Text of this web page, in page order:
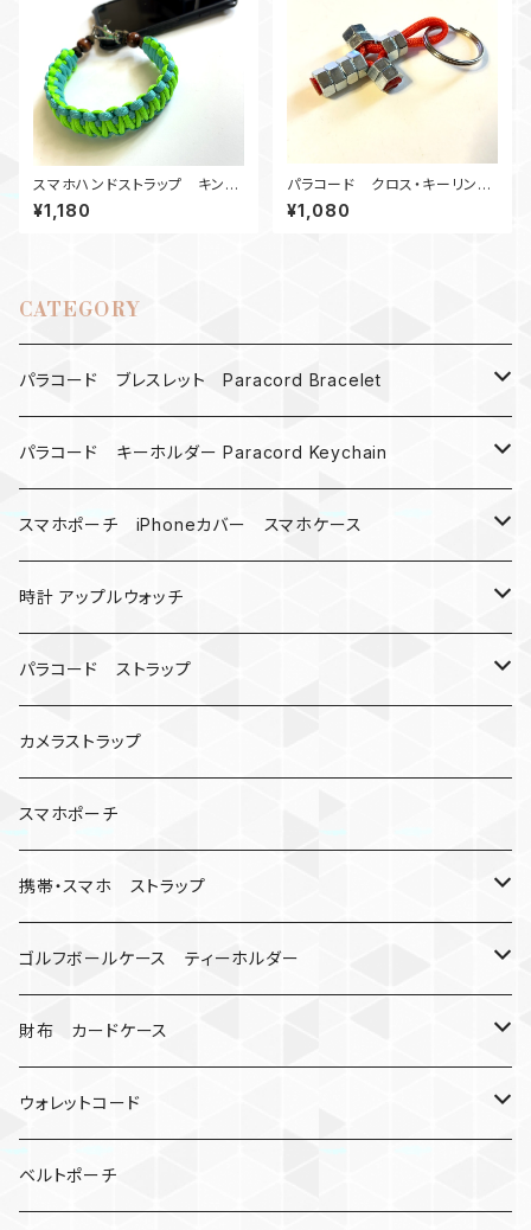
スマホハンドストラップ キング
コブラ パラコードSgTb
¥1,180
パラコード クロス・キーリン
グ M6ナット十字架 オレンジ
¥1,080
CATEGORY
パラコード ブレスレット Paracord Bracelet
MAD MAX
バックル
バックル無し
シャックル
数珠
パラコード キーホルダー Paracord Keychain
ハロウィン
コンパス
ベルトループ
クボタン
キーケース
人形
忍者
ミイラ
キャンプ道具
ナット
レザーマン
マルチツール
スマホポーチ iPhoneカバー スマホケース
楽天ミニ ケース
iPhone
時計 アップルウォッチ
カナビラウォッチ
腕時計
アップルウォッチ
バックル
マッドマックス
パラコード ストラップ
サバイバルツール
カメラストラップ
スマホポーチ
携帯・スマホ ストラップ
ネックストラップ・ショルダーストラップ
ハンドストラップ
リングストラップ
ゴルフボールケース ティーホルダー
ゴルフマーカー
ゴルフボールケース
ティーホルダー
財布 カードケース
コインケース
チューブ
ウォレットコード
2カラー
ベルトポーチ